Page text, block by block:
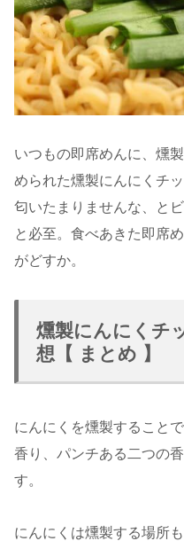
いつもの即席めんに、燻
められた燻製にんにくチ
匂いたまりませんな、と
と必至。食べあきた即席
がどすか。
燻製にんにくチ
想【 まとめ 】
にんにくを燻製すること
香り、パンチある二つの
す。
にんにくは燻製する場所